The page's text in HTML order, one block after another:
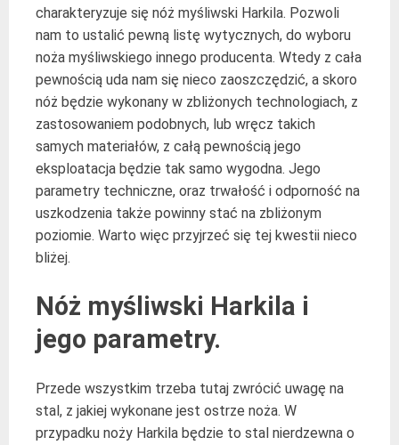
charakteryzuje się nóż myśliwski Harkila. Pozwoli
nam to ustalić pewną listę wytycznych, do wyboru
noża myśliwskiego innego producenta. Wtedy z cała
pewnością uda nam się nieco zaoszczędzić, a skoro
nóż będzie wykonany w zbliżonych technologiach, z
zastosowaniem podobnych, lub wręcz takich
samych materiałów, z całą pewnością jego
eksploatacja będzie tak samo wygodna. Jego
parametry techniczne, oraz trwałość i odporność na
uszkodzenia także powinny stać na zbliżonym
poziomie. Warto więc przyjrzeć się tej kwestii nieco
bliżej.
Nóż myśliwski Harkila i
jego parametry.
Przede wszystkim trzeba tutaj zwrócić uwagę na
stal, z jakiej wykonane jest ostrze noża. W
przypadku noży Harkila będzie to stal nierdzewna o